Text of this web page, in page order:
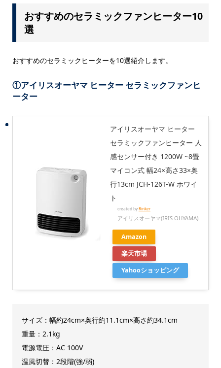
おすすめのセラミックファンヒーター10
選
おすすめのセラミックヒーターを10選紹介します。
①アイリスオーヤマ ヒーター セラミックファンヒ
ーター
アイリスオーヤマ ヒーター
セラミックファンヒーター 人
感センサー付き 1200W ~8畳
マイコン式 幅24×高さ33×奥
行13cm JCH-126T-W ホワイ
ト
created byRinker
アイリスオーヤマ(IRIS OHYAMA)
Amazon
楽天市場
Yahooショッピング
サイズ：幅約24cm×奥行約11.1cm×高さ約34.1cm
重量：2.1kg
電源電圧：AC 100V
温風切替：2段階(強/弱)